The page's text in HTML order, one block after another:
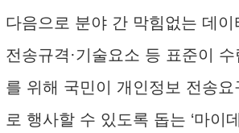
다음으로 분야 간 막힘없는 데
전송규격·기술요소 등 표준이 수
를 위해 국민이 개인정보 전송요
로 행사할 수 있도록 돕는 ‘마이